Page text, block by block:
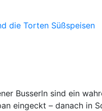
die Torten Süßspeisen
Busserln sind ein
eingeckt – danach in